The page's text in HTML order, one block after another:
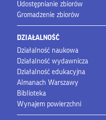
Udostępnianie zbiorów
Gromadzenie zbiorów
DZIAŁALNOŚĆ
Działalność naukowa
Działalność wydawnicza
Działalność edukacyjna
Almanach Warszawy
Biblioteka
Wynajem powierzchni